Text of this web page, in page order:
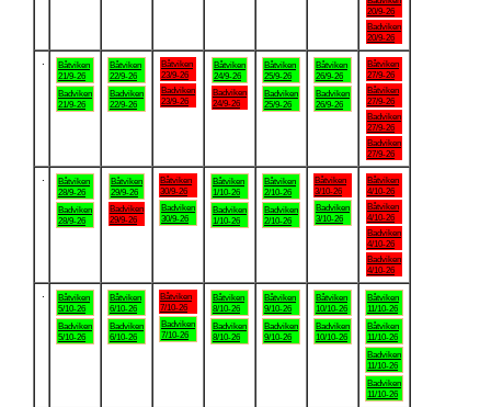
20/9-26
Badviken
20/9-26
Båtviken
21/9-26
Badviken
21/9-26
Båtviken
22/9-26
Badviken
22/9-26
Båtviken
23/9-26
Badviken
23/9-26
Båtviken
24/9-26
Badviken
24/9-26
Båtviken
25/9-26
Badviken
25/9-26
Båtviken
26/9-26
Badviken
26/9-26
Båtviken
27/9-26
Båtviken
27/9-26
Badviken
27/9-26
Badviken
27/9-26
Båtviken
28/9-26
Badviken
28/9-26
Båtviken
29/9-26
Badviken
29/9-26
Båtviken
30/9-26
Badviken
30/9-26
Båtviken
1/10-26
Badviken
1/10-26
Båtviken
2/10-26
Badviken
2/10-26
Båtviken
3/10-26
Badviken
3/10-26
Båtviken
4/10-26
Båtviken
4/10-26
Badviken
4/10-26
Badviken
4/10-26
Båtviken
5/10-26
Badviken
5/10-26
Båtviken
6/10-26
Badviken
6/10-26
Båtviken
7/10-26
Badviken
7/10-26
Båtviken
8/10-26
Badviken
8/10-26
Båtviken
9/10-26
Badviken
9/10-26
Båtviken
10/10-26
Badviken
10/10-26
Båtviken
11/10-26
Båtviken
11/10-26
Badviken
11/10-26
Badviken
11/10-26